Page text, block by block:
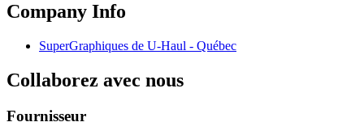
Company Info
SuperGraphiques de U-Haul - Québec
Collaborez avec nous
Fournisseur